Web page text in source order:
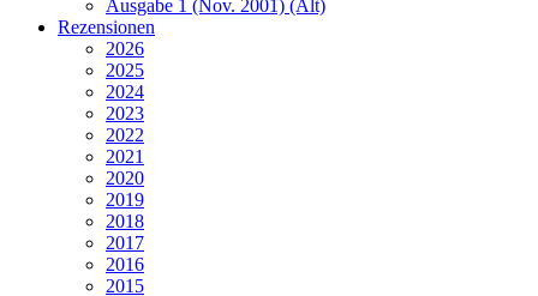
Ausgabe 1 (Nov. 2001) (Alt)
Rezensionen
2026
2025
2024
2023
2022
2021
2020
2019
2018
2017
2016
2015